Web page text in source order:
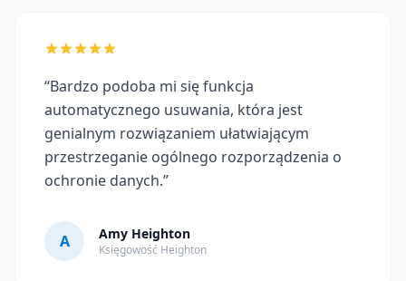
“Bardzo podoba mi się funkcja
automatycznego usuwania, która jest
genialnym rozwiązaniem ułatwiającym
przestrzeganie ogólnego rozporządzenia o
ochronie danych.”
A Amy Heighton
Księgowość Heighton